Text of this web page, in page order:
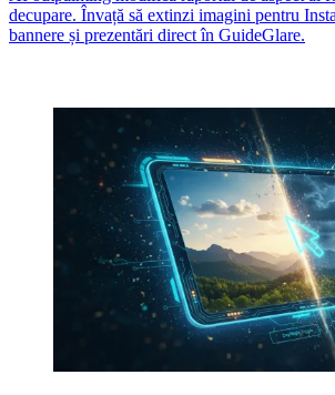
decupare. Învață să extinzi imagini pentru
bannere și prezentări direct în GuideGlare.